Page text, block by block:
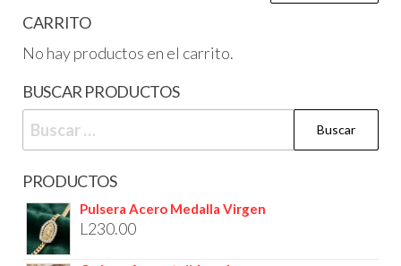
CARRITO
No hay productos en el carrito.
BUSCAR PRODUCTOS
PRODUCTOS
Pulsera Acero Medalla Virgen
L 230.00